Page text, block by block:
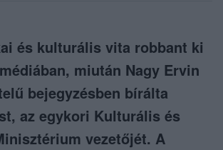
és kulturális vita robbant ki
miután Nagy Ervin
bejegyzésben bírálta
az egykori Kulturális és
vezetőjét. A